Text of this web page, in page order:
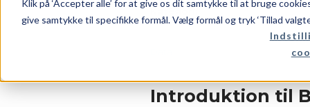
Klik på ‘Accepter alle’ for at give os dit samtykke til at bruge
give samtykke til specifikke formål. Vælg formål og tryk ‘Tillad
Introduktion til